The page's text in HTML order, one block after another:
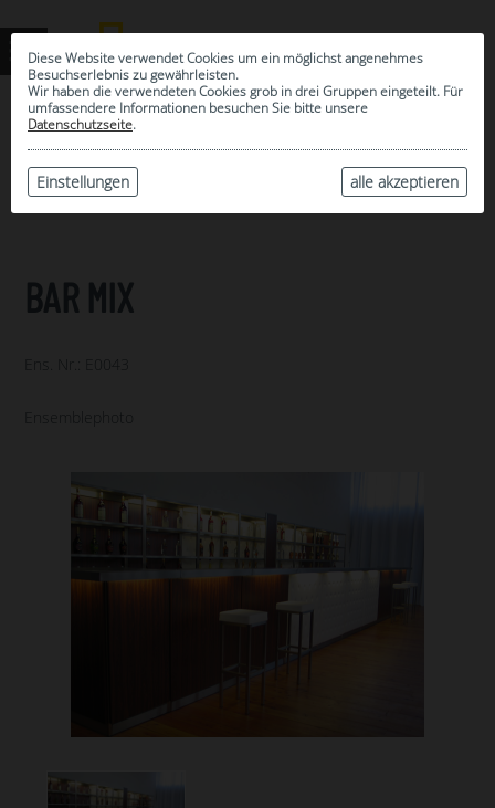
Diese Website verwendet Cookies um ein möglichst angenehmes
Besuchserlebnis zu gewährleisten.
Wir haben die verwendeten Cookies grob in drei Gruppen eingeteilt. Für
umfassendere Informationen besuchen Sie bitte unsere
Datenschutzseite.
alle akzeptieren
Einstellungen
ARCHIV
BAR MIX